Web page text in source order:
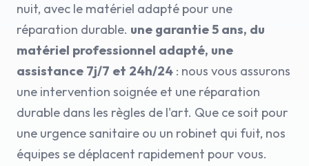
nuit, avec le matériel adapté pour une
réparation durable. une garantie 5 ans, du
matériel professionnel adapté, une
assistance 7j/7 et 24h/24 : nous vous assurons
une intervention soignée et une réparation
durable dans les règles de l'art. Que ce soit pour
une urgence sanitaire ou un robinet qui fuit, nos
équipes se déplacent rapidement pour vous.